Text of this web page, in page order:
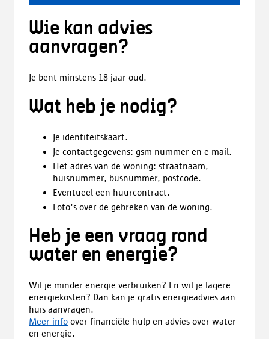
Wie kan advies
aanvragen?
Je bent minstens 18 jaar oud.
Wat heb je nodig?
Je identiteitskaart.
Je contactgegevens: gsm-nummer en e-mail.
Het adres van de woning: straatnaam,
huisnummer, busnummer, postcode.
Eventueel een huurcontract.
Foto's over de gebreken van de woning.
Heb je een vraag rond
water en energie?
Wil je minder energie verbruiken? En wil je lagere
energiekosten? Dan kan je gratis energieadvies aan
huis aanvragen.
Meer info over financiële hulp en advies over water
en energie.